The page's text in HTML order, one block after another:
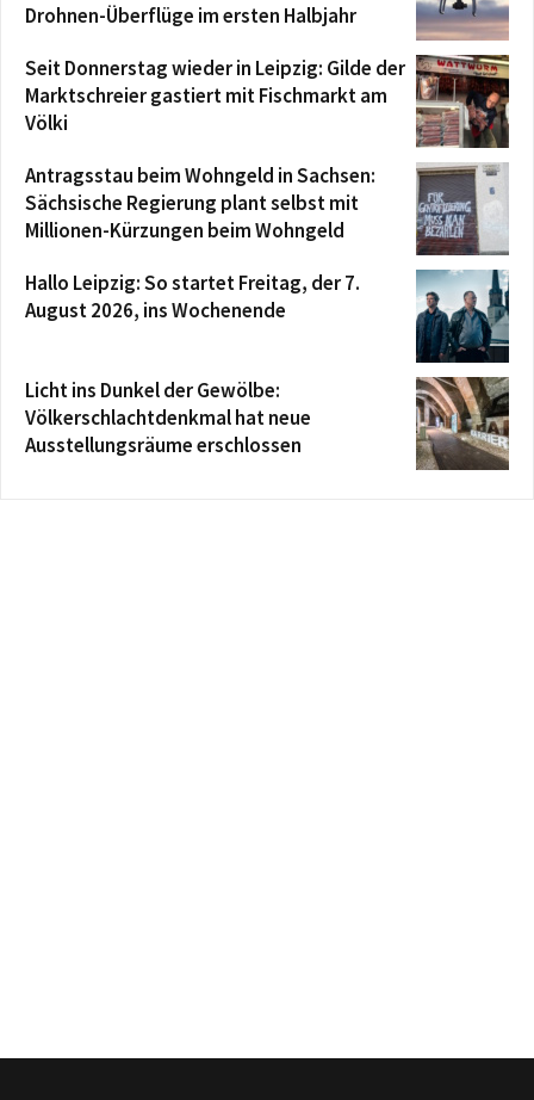
Drohnen-Überflüge im ersten Halbjahr
Seit Donnerstag wieder in Leipzig: Gilde der
Marktschreier gastiert mit Fischmarkt am
Völki
Antragsstau beim Wohngeld in Sachsen:
Sächsische Regierung plant selbst mit
Millionen-Kürzungen beim Wohngeld
Hallo Leipzig: So startet Freitag, der 7.
August 2026, ins Wochenende
Licht ins Dunkel der Gewölbe:
Völkerschlachtdenkmal hat neue
Ausstellungsräume erschlossen